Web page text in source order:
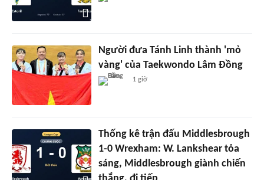
Người đưa Tánh Linh thành 'mỏ
vàng' của Taekwondo Lâm Đồng
1 giờ
Thống kê trận đấu Middlesbrough
1-0 Wrexham: W. Lankshear tỏa
sáng, Middlesbrough giành chiến